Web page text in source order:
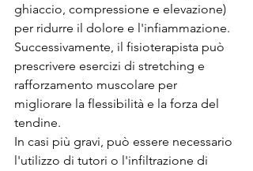
ghiaccio, compressione e elevazione)
per ridurre il dolore e l'infiammazione.
Successivamente, il fisioterapista può
prescrivere esercizi di stretching e
rafforzamento muscolare per
migliorare la flessibilità e la forza del
tendine.
In casi più gravi, può essere necessario
l'utilizzo di tutori o l'infiltrazione di